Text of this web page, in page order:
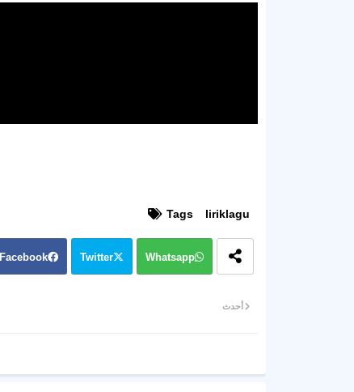
Tags liriklagu
Facebook Twitter Whatsapp
أحدث